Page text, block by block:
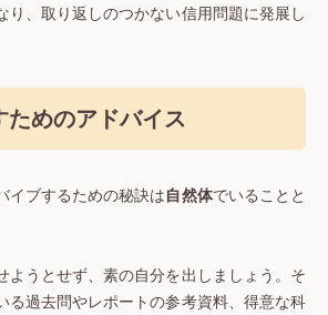
り、取り返しのつかない信用問題に発展し
めのアドバイス
イブするための秘訣は自然体でいることと
ようとせず、素の自分を出しましょう。そ
る過去問やレポートの参考資料、得意な科